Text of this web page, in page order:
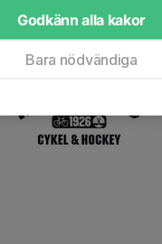
Godkänn alla kakor
Bara nödvändiga